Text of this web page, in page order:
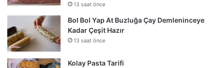
13 saat önce
Bol Bol Yap At Buzluğa Çay Demleninceye
Kadar Çeşit Hazır
13 saat önce
Kolay Pasta Tarifi